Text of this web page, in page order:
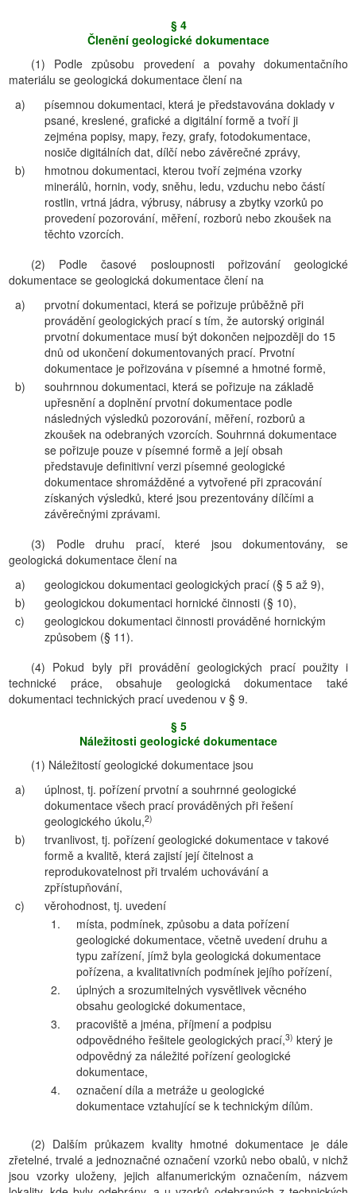
§ 4
Členění geologické dokumentace
(1) Podle způsobu provedení a povahy dokumentačního
materiálu se geologická dokumentace člení na
a)
písemnou dokumentaci, která je představována doklady v
psané, kreslené, grafické a digitální formě a tvoří ji
zejména popisy, mapy, řezy, grafy, fotodokumentace,
nosiče digitálních dat, dílčí nebo závěrečné zprávy,
b)
hmotnou dokumentaci, kterou tvoří zejména vzorky
minerálů, hornin, vody, sněhu, ledu, vzduchu nebo částí
rostlin, vrtná jádra, výbrusy, nábrusy a zbytky vzorků po
provedení pozorování, měření, rozborů nebo zkoušek na
těchto vzorcích.
(2) Podle časové posloupnosti pořizování geologické
dokumentace se geologická dokumentace člení na
a)
prvotní dokumentaci, která se pořizuje průběžně při
provádění geologických prací s tím, že autorský originál
prvotní dokumentace musí být dokončen nejpozději do 15
dnů od ukončení dokumentovaných prací. Prvotní
dokumentace je pořizována v písemné a hmotné formě,
b)
souhrnnou dokumentaci, která se pořizuje na základě
upřesnění a doplnění prvotní dokumentace podle
následných výsledků pozorování, měření, rozborů a
zkoušek na odebraných vzorcích. Souhrnná dokumentace
se pořizuje pouze v písemné formě a její obsah
představuje definitivní verzi písemné geologické
dokumentace shromážděné a vytvořené při zpracování
získaných výsledků, které jsou prezentovány dílčími a
závěrečnými zprávami.
(3) Podle druhu prací, které jsou dokumentovány, se
geologická dokumentace člení na
a)
geologickou dokumentaci geologických prací (§ 5 až 9),
b)
geologickou dokumentaci hornické činnosti (§ 10),
c)
geologickou dokumentaci činnosti prováděné hornickým
způsobem (§ 11).
(4) Pokud byly při provádění geologických prací použity i
technické práce, obsahuje geologická dokumentace také
dokumentaci technických prací uvedenou v § 9.
§ 5
Náležitosti geologické dokumentace
(1) Náležitostí geologické dokumentace jsou
a)
úplnost, tj. pořízení prvotní a souhrnné geologické
dokumentace všech prací prováděných při řešení
geologického úkolu,2)
b)
trvanlivost, tj. pořízení geologické dokumentace v takové
formě a kvalitě, která zajistí její čitelnost a
reprodukovatelnost při trvalém uchovávání a
zpřístupňování,
c)
věrohodnost, tj. uvedení
1.
místa, podmínek, způsobu a data pořízení
geologické dokumentace, včetně uvedení druhu a
typu zařízení, jímž byla geologická dokumentace
pořízena, a kvalitativních podmínek jejího pořízení,
2.
úplných a srozumitelných vysvětlivek věcného
obsahu geologické dokumentace,
3.
pracoviště a jména, příjmení a podpisu
odpovědného řešitele geologických prací,3) který je
odpovědný za náležité pořízení geologické
dokumentace,
4.
označení díla a metráže u geologické
dokumentace vztahující se k technickým dílům.
(2) Dalším průkazem kvality hmotné dokumentace je dále
zřetelné, trvalé a jednoznačné označení vzorků nebo obalů, v nichž
jsou vzorky uloženy, jejich alfanumerickým označením, názvem